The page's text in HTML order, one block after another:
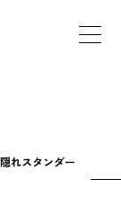
t
n
れスタンダー